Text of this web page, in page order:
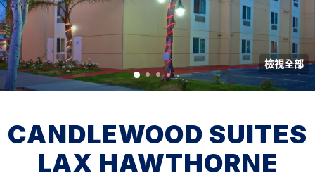
檢視全部
CANDLEWOOD SUITES
LAX HAWTHORNE